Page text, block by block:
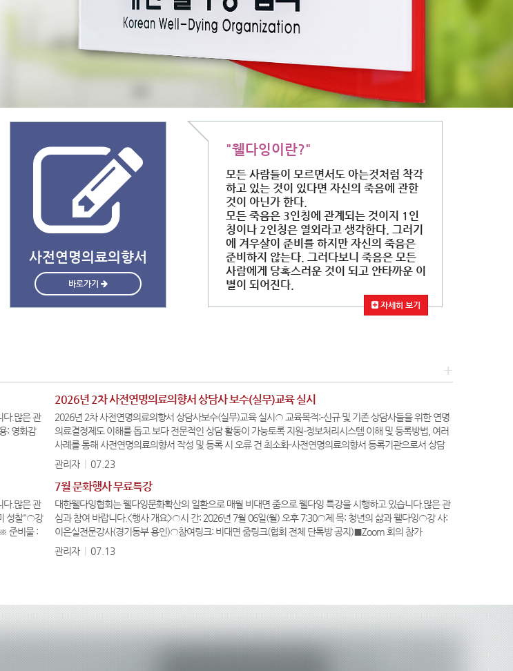
사전연명의료의향서
바로가기
"웰다잉이란?"
모든 사람들이 모르면서도 아는것처럼 착각
하고 있는 것이 있다면 자신의 죽음에 관한
것이 아닌가 한다.
모든 죽음은 3인칭에 관계되는 것이지 1인
칭이나 2인칭은 열외라고 생각한다. 그러기
에 겨우살이 준비를 하지만 자신의 죽음은
준비하지 않는다. 그러다보니 죽음은 모든
사람에게 당혹스러운 것이 되고 안타까운 이
별이 되어진다.
자세히 보기
+
다.많은 관
: 영화감
2026년 2차 사전연명의료의향서 상담사 보수(실무)교육 실시
2026년 2차 사전연명의료의향서 상담사보수(실무)교육 실시○ 교육목적:-신규 및 기존 상담사들을 위한 연명
의료결정제도 이해를 돕고 보다 전문적인 상담 활동이 가능토록 지원-정보처리시스템 이해 및 등록방법, 여러
사례를 통해 사전연명의료의향서 작성 및 등록 시 오류 건 최소화-사전연명의료의향서 등록기관으로서 상담
사 관리를 위한 보수교육으로 의향서 전문상담사…
관리자 07.23
다.많은 관
성찰"○강
준비물 :
7월 문화행사 무료특강
대한웰다잉협회는 웰다잉문화확산의 일환으로 매월 비대면 줌으로 웰다잉 특강을 시행하고 있습니다.많은 관
심과 참여 바랍니다.<행사 개요>○시 간: 2026년 7월 06일(월) 오후 7:30○제 목: 청년의 삶과 웰다잉○강 사:
이은실전문강사(경기동부 용인)○참여링크: 비대면 줌링크(협회 전체 단톡방 공지)■Zoom 회의 참가
https://us06we…
관리자 07.13